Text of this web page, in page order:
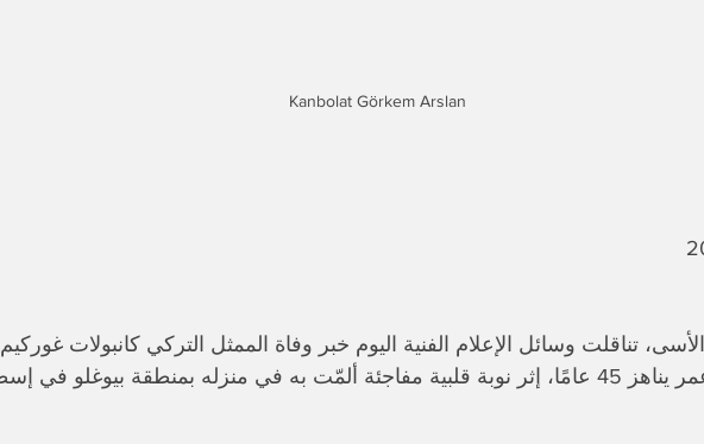
Kanbolat Görkem Arslan
تناقلت وسائل الإعلام الفنية اليوم خبر وفاة الممثل التركي كانبولات غوركيم
في منزله بمنطقة بيوغلو في إسطنبول.